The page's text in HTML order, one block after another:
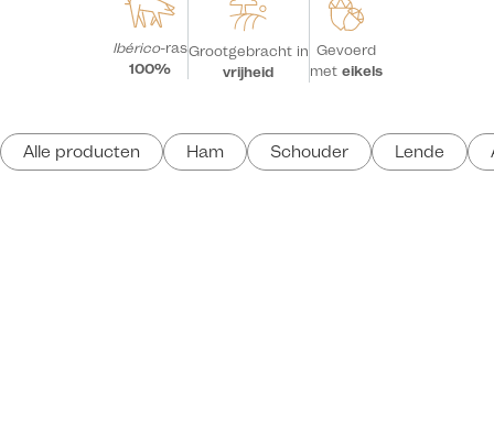
Ibérico-ras
100%
Grootgebracht in
vrijheid
Gevoerd
met eikels
Alle producten Ham Schouder Lende